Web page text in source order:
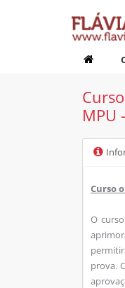
MPU
Curso
O
prova.